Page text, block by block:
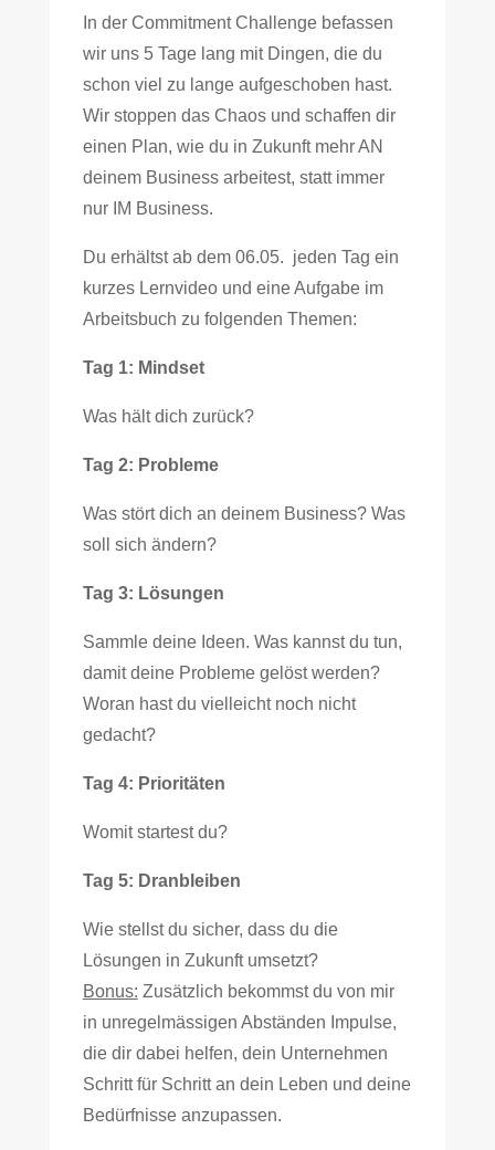
In der Commitment Challenge befassen
wir uns 5 Tage lang mit Dingen, die du
schon viel zu lange aufgeschoben hast.
Wir stoppen das Chaos und schaffen dir
einen Plan, wie du in Zukunft mehr AN
deinem Business arbeitest, statt immer
nur IM Business.
Du erhältst ab dem 06.05. jeden Tag ein
kurzes Lernvideo und eine Aufgabe im
Arbeitsbuch zu folgenden Themen:
Tag 1: Mindset
Was hält dich zurück?
Tag 2: Probleme
Was stört dich an deinem Business? Was
soll sich ändern?
Tag 3: Lösungen
Sammle deine Ideen. Was kannst du tun,
damit deine Probleme gelöst werden?
Woran hast du vielleicht noch nicht
gedacht?
Tag 4: Prioritäten
Womit startest du?
Tag 5: Dranbleiben
Wie stellst du sicher, dass du die
Lösungen in Zukunft umsetzt?
Bonus: Zusätzlich bekommst du von mir
in unregelmässigen Abständen Impulse,
die dir dabei helfen, dein Unternehmen
Schritt für Schritt an dein Leben und deine
Bedürfnisse anzupassen.